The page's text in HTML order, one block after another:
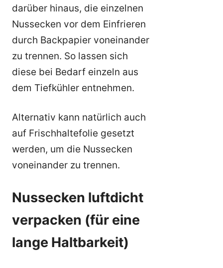
darüber hinaus, die einzelnen
Nussecken vor dem Einfrieren
durch Backpapier voneinander
zu trennen. So lassen sich
diese bei Bedarf einzeln aus
dem Tiefkühler entnehmen.
Alternativ kann natürlich auch
auf Frischhaltefolie gesetzt
werden, um die Nussecken
voneinander zu trennen.
Nussecken luftdicht
verpacken (für eine
lange Haltbarkeit)